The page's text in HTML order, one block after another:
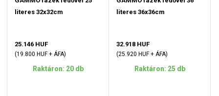
literes 32x32cm
25.146 HUF
(19.800 HUF + ÁFA)
Raktáron: 20 db
literes 36x36cm
32.918 HUF
(25.920 HUF + ÁFA)
Raktáron: 25 db